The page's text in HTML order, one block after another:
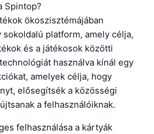
Spintop?
ökoszisztémájában
platform, amely célja,
és a játékosok közötti
használva kínál egy
amelyek célja, hogy
elősegítsék a közösségi
a felhasználóiknak.
felhasználása a kártyák